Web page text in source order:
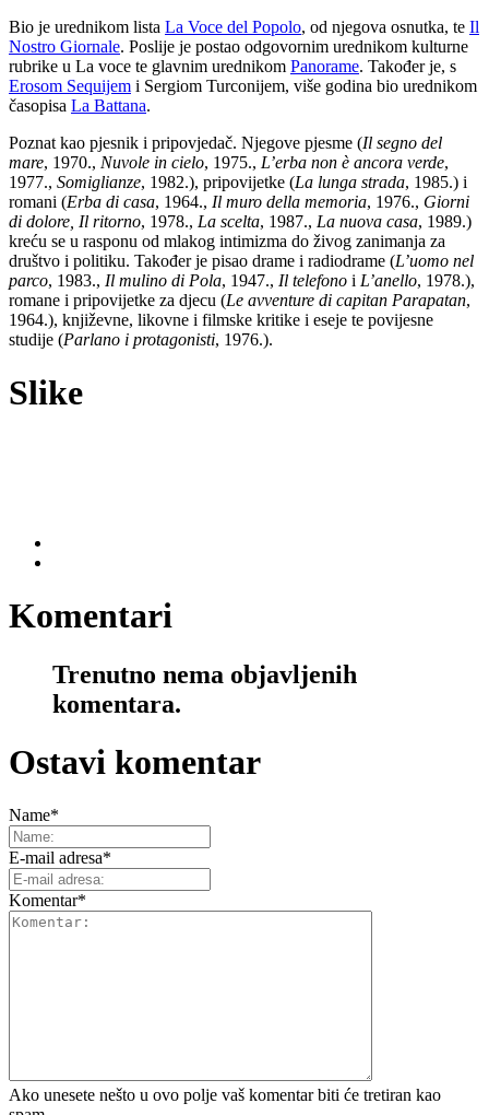
Bio je urednikom lista La Voce del Popolo, od njegova osnutka, te Il
Nostro Giornale. Poslije je postao odgovornim urednikom kulturne
rubrike u La voce te glavnim urednikom Panorame. Također je, s
Erosom Sequijem i Sergiom Turconijem, više godina bio urednikom
časopisa La Battana.
Poznat kao pjesnik i pripovjedač. Njegove pjesme (Il segno del
mare, 1970., Nuvole in cielo, 1975., L’erba non è ancora verde,
1977., Somiglianze, 1982.), pripovijetke (La lunga strada, 1985.) i
romani (Erba di casa, 1964., Il muro della memoria, 1976., Giorni
di dolore, Il ritorno, 1978., La scelta, 1987., La nuova casa, 1989.)
kreću se u rasponu od mlakog intimizma do živog zanimanja za
društvo i politiku. Također je pisao drame i radiodrame (L’uomo nel
parco, 1983., Il mulino di Pola, 1947., Il telefono i L’anello, 1978.),
romane i pripovijetke za djecu (Le avventure di capitan Parapatan,
1964.), književne, likovne i filmske kritike i eseje te povijesne
studije (Parlano i protagonisti, 1976.).
Slike
Komentari
Trenutno nema objavljenih
komentara.
Ostavi komentar
Name*
E-mail adresa*
Komentar*
Ako unesete nešto u ovo polje vaš komentar biti će tretiran kao